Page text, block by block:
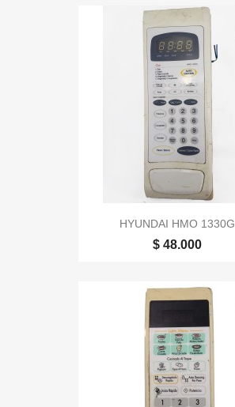
HYUNDAI HMO 1330G
$ 48.000